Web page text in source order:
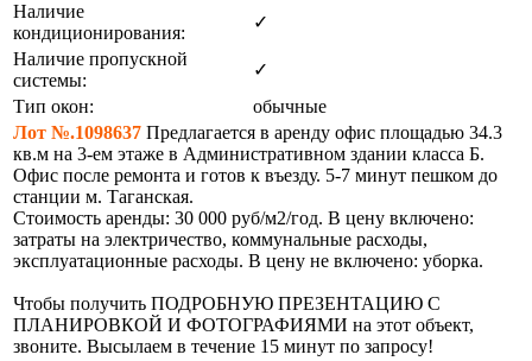
Наличие
кондиционирования:
✓
Наличие пропускной
системы:
✓
Тип окон:
обычные
Лот №.1098637 Предлагается в аренду офис площадью 34.3
кв.м на 3-ем этаже в Административном здании класса Б.
Офис после ремонта и готов к въезду. 5-7 минут пешком до
станции м. Таганская.
Стоимость аренды: 30 000 руб/м2/год. В цену включено:
затраты на электричество, коммунальные расходы,
эксплуатационные расходы. В цену не включено: уборка.
Чтобы получить ПОДРОБНУЮ ПРЕЗЕНТАЦИЮ С
ПЛАНИРОВКОЙ И ФОТОГРАФИЯМИ на этот объект,
звоните. Высылаем в течение 15 минут по запросу!